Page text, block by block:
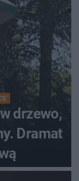
drzewo,
Dramat